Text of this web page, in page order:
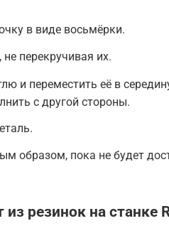
в виде восьмёрки.
перекручивая их.
и переместить её в
с другой стороны.
образом, пока не будет
резинок на станке